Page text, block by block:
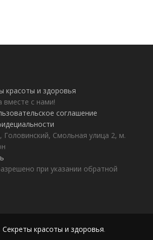
красоты и здоровья
вместе с нами!
соглашение
Смольная улица 2, м.
при указании обратной
Секреты красоты и здоровья.